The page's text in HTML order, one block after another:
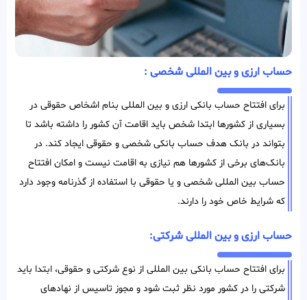
حساب ارزی و بین المللی شخصی :
برای افتتاح حساب بانکی ارزی و بین المللی بنام اشخاص حقوقی در
بسیاری از کشورها ابتدا شخص باید اقامت آن کشور را داشته باشد تا
بتواند در بانک هدف حساب بانکی شخصی و حقوقی ایجاد کند. در
بانک‌های برخی از کشور‌ها هم نیازی به اقامت نیست و امکان افتتاح
حساب بین المللی شخصی و یا حقوقی با استفاده از گذرنامه وجود دارد
که شرایط خاص خود را دارند.
حساب ارزی و بین المللی شرکتی:
برای افتتاح حساب بانکی بین المللی از نوع شرکتی و حقوقی، ابتدا باید
شرکتی را در کشور مورد نظر ثبت شود و مجوز تاسیس از نهادهای